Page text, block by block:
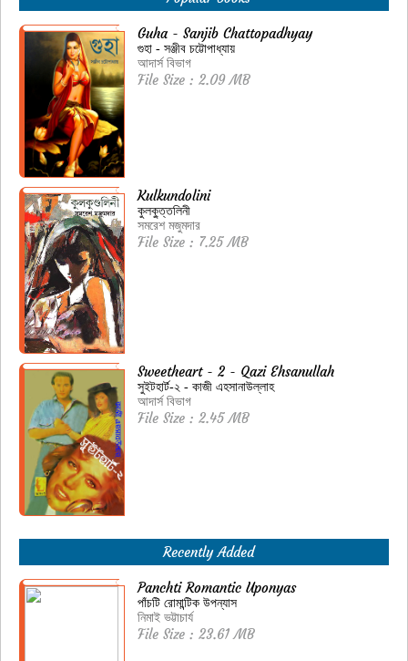
Guha - Sanjib Chattopadhyay
গুহা - সঞ্জীব চট্টোপাধ্যায়
আদার্স বিভাগ
File Size : 2.09 MB
Kulkundolini
কুলকু্ত্তলিনী
সমরেশ মজুমদার
File Size : 7.25 MB
Sweetheart - 2 - Qazi Ehsanullah
সুইটহার্ট-২ - কাজী এহসানাউল্লাহ
আদার্স বিভাগ
File Size : 2.45 MB
Recently Added
Panchti Romantic Uponyas
পাঁচটি রোমান্টিক উপন্যাস
নিমাই ভট্টাচার্য
File Size : 23.61 MB